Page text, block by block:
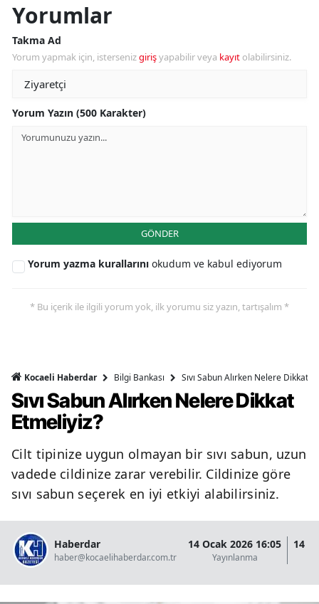
Yorumlar
Takma Ad
Yorum yapmak için, istersenizgirişyapabilir veya kayıt olabilirsiniz.
Yorum Yazın (500 Karakter)
GÖNDER
Yorum yazma kurallarını okudum ve kabul ediyorum
* Bu içerik ile ilgili yorum yok, ilk yorumu siz yazın, tartışalım *
Kocaeli Haberdar Bilgi Bankası Sıvı Sabun Alırken Nelere Dikkat
Sıvı Sabun Alırken Nelere Dikkat
Etmeliyiz?
Cilt tipinize uygun olmayan bir sıvı sabun, uzun
vadede cildinize zarar verebilir. Cildinize göre
sıvı sabun seçerek en iyi etkiyi alabilirsiniz.
Haberdar
haber@kocaelihaberdar.com.tr
14 Ocak 2026 16:05
Yayınlanma
14